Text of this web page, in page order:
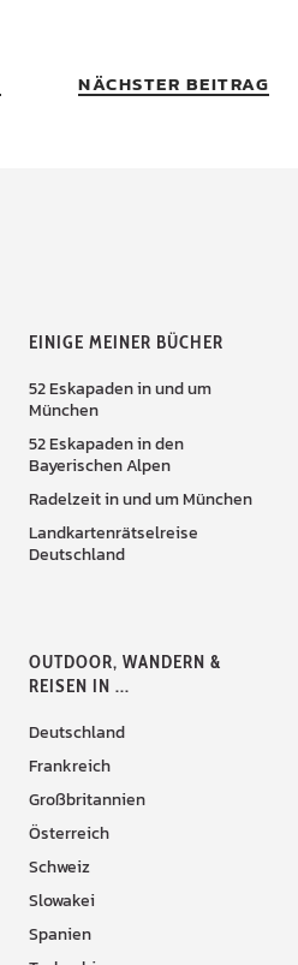
NÄCHSTER BEITRAG
EINIGE MEINER BÜCHER
52 Eskapaden in und um
München
52 Eskapaden in den
Bayerischen Alpen
Radelzeit in und um München
Landkartenrätselreise
Deutschland
OUTDOOR, WANDERN &
REISEN IN ...
Deutschland
Frankreich
Großbritannien
Österreich
Schweiz
Slowakei
Spanien